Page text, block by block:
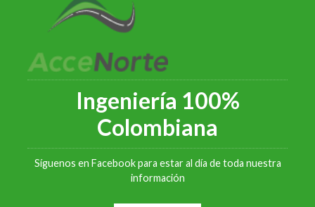
Ingeniería 100%
Colombiana
Síguenos en Facebook para estar al día de toda nuestra
información